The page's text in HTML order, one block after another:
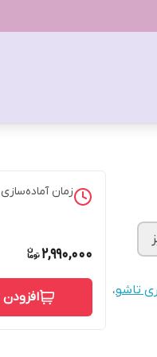
تاشو،
زمان آماده‌سازی
2,990,000